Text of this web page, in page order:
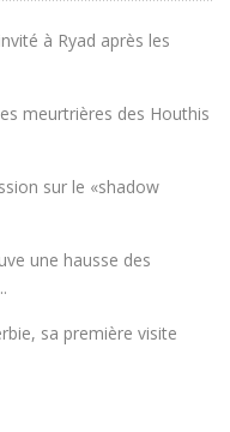
à Ryad après les
meurtrières des Houthis
sur le «shadow
une hausse des
sa première visite